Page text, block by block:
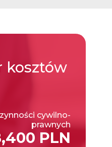
kosztów
cywilno-
prawnych
PLN